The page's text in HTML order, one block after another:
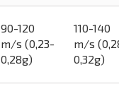
90-120
m/s (0,23-
0,28g)
110-140
m/s
0,32g)